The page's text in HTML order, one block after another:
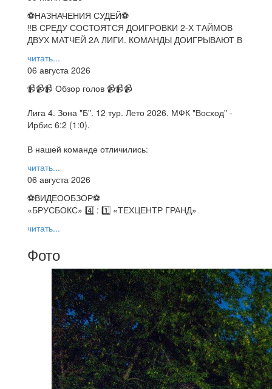
⚽НАЗНАЧЕНИЯ СУДЕЙ⚽
‼В СРЕДУ СОСТОЯТСЯ ДОИГРОВКИ 2-Х ТАЙМОВ
ДВУХ МАТЧЕЙ 2А ЛИГИ. КОМАНДЫ ДОИГРЫВАЮТ В
читать...
06 августа 2026
📹📹📹 Обзор голов 📹📹📹
Лига 4. Зона "Б". 12 тур. Лето 2026. МФК "Восход" -
Ирбис 6:2 (1:0).
В нашей команде отличились:
читать...
06 августа 2026
⚽️ВИДЕООБЗОР⚽️
«БРУСБОКС» 4️⃣ : 1️⃣ «ТЕХЦЕНТР ГРАНД»
читать...
Фото